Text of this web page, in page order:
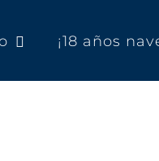
¡18 años